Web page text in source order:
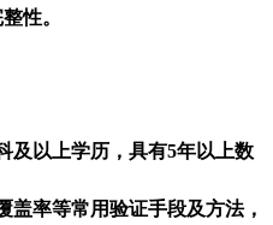
性。
及以上学历，具有5年以上数
盖率等常用验证手段及方法，